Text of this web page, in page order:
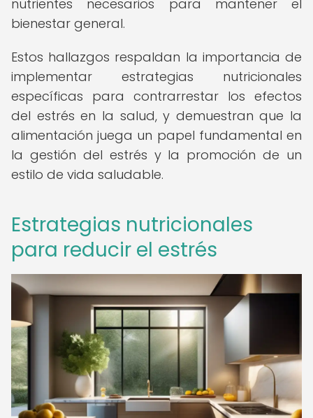
nutrientes necesarios para mantener el
bienestar general.
Estos hallazgos respaldan la importancia de
implementar estrategias nutricionales
específicas para contrarrestar los efectos
del estrés en la salud, y demuestran que la
alimentación juega un papel fundamental en
la gestión del estrés y la promoción de un
estilo de vida saludable.
Estrategias nutricionales
para reducir el estrés